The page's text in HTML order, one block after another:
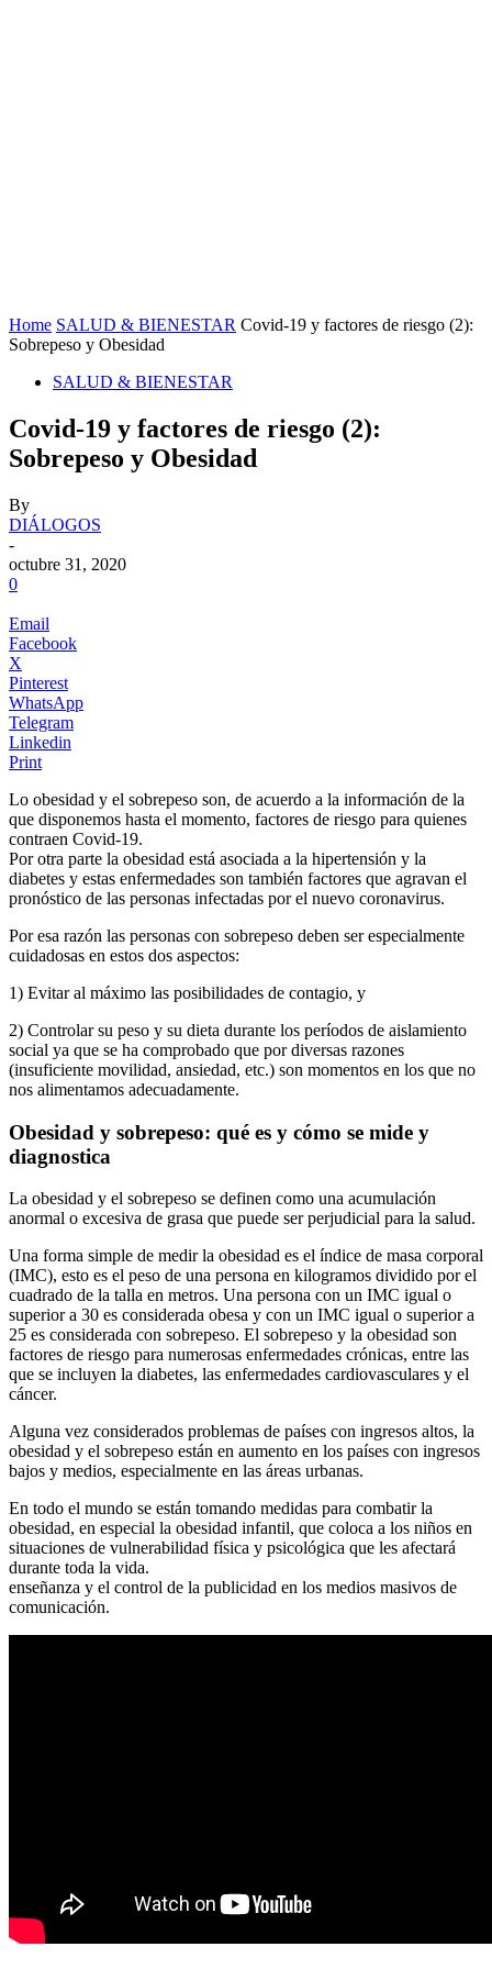
Home SALUD & BIENESTAR Covid-19 y factores de riesgo (2):
Sobrepeso y Obesidad
SALUD & BIENESTAR
Covid-19 y factores de riesgo (2):
Sobrepeso y Obesidad
By
DIÁLOGOS
-
octubre 31, 2020
0
Email
Facebook
X
Pinterest
WhatsApp
Telegram
Linkedin
Print
Lo obesidad y el sobrepeso son, de acuerdo a la información de la
que disponemos hasta el momento, factores de riesgo para quienes
contraen Covid-19.
Por otra parte la obesidad está asociada a la hipertensión y la
diabetes y estas enfermedades son también factores que agravan el
pronóstico de las personas infectadas por el nuevo coronavirus.
Por esa razón las personas con sobrepeso deben ser especialmente
cuidadosas en estos dos aspectos:
1) Evitar al máximo las posibilidades de contagio, y
2) Controlar su peso y su dieta durante los períodos de aislamiento
social ya que se ha comprobado que por diversas razones
(insuficiente movilidad, ansiedad, etc.) son momentos en los que no
nos alimentamos adecuadamente.
Obesidad y sobrepeso: qué es y cómo se mide y
diagnostica
La obesidad y el sobrepeso se definen como una acumulación
anormal o excesiva de grasa que puede ser perjudicial para la salud.
Una forma simple de medir la obesidad es el índice de masa corporal
(IMC), esto es el peso de una persona en kilogramos dividido por el
cuadrado de la talla en metros. Una persona con un IMC igual o
superior a 30 es considerada obesa y con un IMC igual o superior a
25 es considerada con sobrepeso. El sobrepeso y la obesidad son
factores de riesgo para numerosas enfermedades crónicas, entre las
que se incluyen la diabetes, las enfermedades cardiovasculares y el
cáncer.
Alguna vez considerados problemas de países con ingresos altos, la
obesidad y el sobrepeso están en aumento en los países con ingresos
bajos y medios, especialmente en las áreas urbanas.
En todo el mundo se están tomando medidas para combatir la
obesidad, en especial la obesidad infantil, que coloca a los niños en
situaciones de vulnerabilidad física y psicológica que les afectará
durante toda la vida.
enseñanza y el control de la publicidad en los medios masivos de
comunicación.